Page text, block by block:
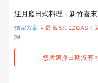
迎月庭日式料理 - 新竹喜
獨家方案 •最高 5% EZCASH
理
您所選擇日期沒有